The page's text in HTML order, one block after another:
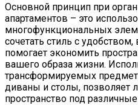
Основной принцип при
апартаментов – это
многофункциональных
сочетать стиль с
помогает экономить
вашего образа жизни.
трансформируемых
диваны и столы, позволяет
пространство под